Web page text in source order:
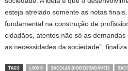
esteja atrelado somente as notas
fundamental na construção de
cidadãos, atentos não só as
as necessidades da sociedade”, finaliza.
TAGS LIXO 0 SACOLAS BIODEGRADÁVEIS